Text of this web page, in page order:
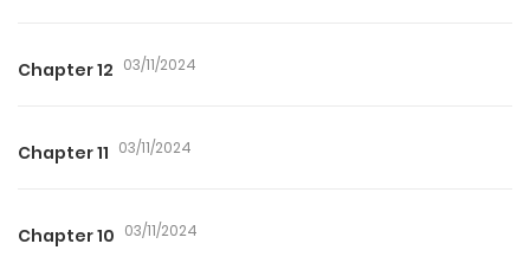
Chapter 12 03/11/2024
Chapter 11 03/11/2024
Chapter 10 03/11/2024